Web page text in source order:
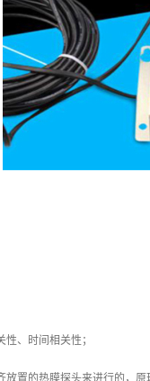
、时间相关性；
置的热膜探头来进行的，原